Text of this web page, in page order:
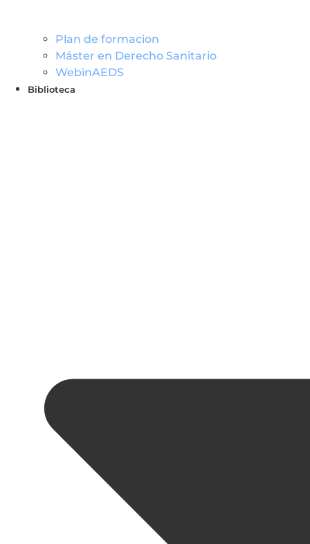
Plan de formacion
Máster en Derecho Sanitario
WebinAEDS
Biblioteca